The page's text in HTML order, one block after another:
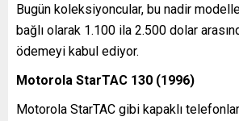
Bugün koleksiyoncular, bu nadir
bağlı olarak 1.100 ila 2.500 dolar
ödemeyi kabul ediyor.
Motorola StarTAC 130 (1996)
Motorola StarTAC gibi kapaklı